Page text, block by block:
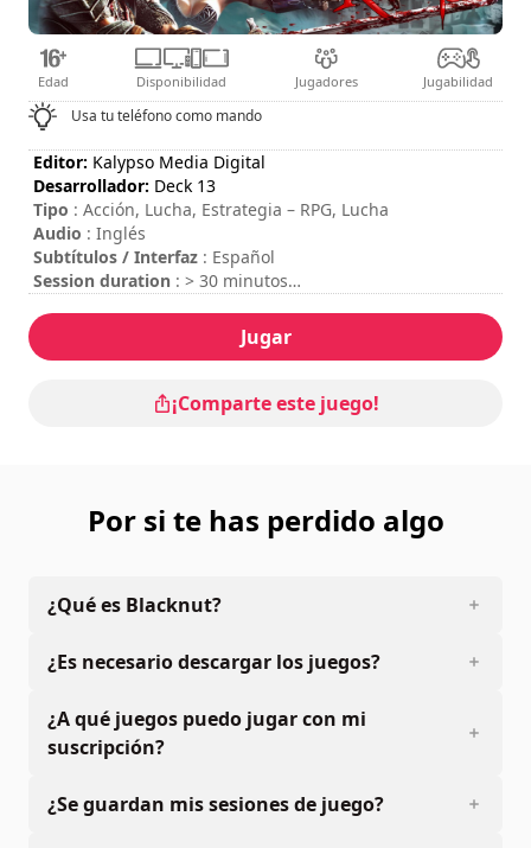
Edad Disponibilidad Jugadores Jugabilidad
Usa tu teléfono como mando
Editor: Kalypso Media Digital
Desarrollador: Deck 13
Tipo : Acción, Lucha, Estrategia – RPG, Lucha
Audio : Inglés
Subtítulos / Interfaz : Español
Session duration : > 30 minutos
Dificultad
Modo multijugador
: Local, Cooperation, 2 Players
Jugar
¡Comparte este juego!
Por si te has perdido algo
¿Qué es Blacknut?
¿Es necesario descargar los juegos?
¿A qué juegos puedo jugar con mi
suscripción?
¿Se guardan mis sesiones de juego?